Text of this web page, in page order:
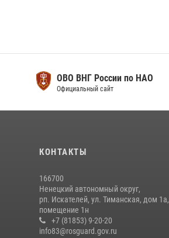
ОВО ВНГ России по НАО
Официальный сайт
КОНТАКТЫ
166700
Ненецкий автономный округ,
рп. Искателей, ул. Тиманская, дом 1а,
помещение 1н
+7 (81853) 9-20-20
info83@rosguard.gov.ru